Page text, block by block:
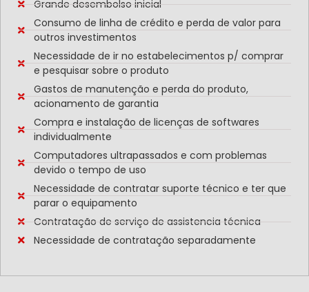
Grande desembolso inicial
Consumo de linha de crédito e perda de valor para
outros investimentos
Necessidade de ir no estabelecimentos p/ comprar
e pesquisar sobre o produto
Gastos de manutenção e perda do produto,
acionamento de garantia
Compra e instalação de licenças de softwares
individualmente
Computadores ultrapassados e com problemas
devido o tempo de uso
Necessidade de contratar suporte técnico e ter que
parar o equipamento
Contratação de serviço de assistencia técnica
Necessidade de contratação separadamente